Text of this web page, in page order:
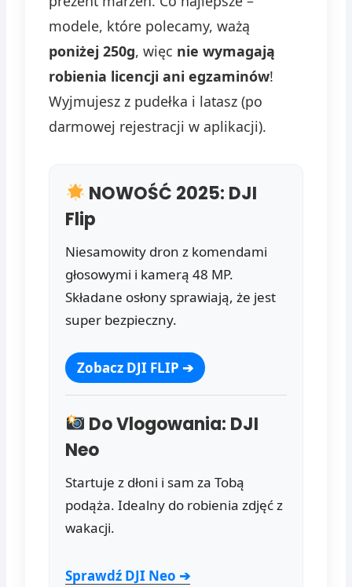
modele, które polecamy, ważą
poniżej 250g, więc nie wymagają
robienia licencji ani egzaminów!
Wyjmujesz z pudełka i latasz (po
darmowej rejestracji w aplikacji).
NOWOŚĆ 2025: DJI
Flip
Niesamowity dron z komendami
głosowymi i kamerą 48 MP.
Składane osłony sprawiają, że jest
super bezpieczny.
Zobacz DJI FLIP ➔
Do Vlogowania: DJI
Neo
Startuje z dłoni i sam za Tobą
podąża. Idealny do robienia zdjęć z
wakacji.
Sprawdź DJI Neo ➔